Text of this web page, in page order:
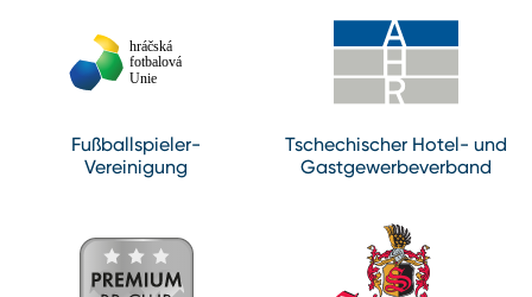
Fußballspieler-
Vereinigung
Tschechischer Hotel- und
Gastgewerbeverband